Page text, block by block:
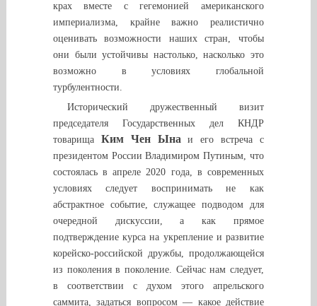
крах вместе с гегемонией американского
империализма, крайне важно реалистично
оценивать возможности наших стран, чтобы
они были устойчивы настолько, насколько это
возможно в условиях глобальной
турбулентности.
Исторический дружественный визит
председателя Государственных дел КНДР
товарища Ким Чен Ынаи его встреча с
президентом России Владимиром Путиным, что
состоялась в апреле 2020 года, в современных
условиях следует воспринимать не как
абстрактное событие, служащее подводом для
очередной дискуссии, а как прямое
подтверждение курса на укрепление и развитие
корейско-российской дружбы, продолжающейся
из поколения в поколение. Сейчас нам следует,
в соответствии с духом этого апрельского
саммита, задаться вопросом — какое действие